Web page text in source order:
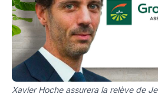
Xavier Hoche assurera la relève de